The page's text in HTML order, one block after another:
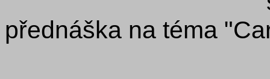
přednáška na téma